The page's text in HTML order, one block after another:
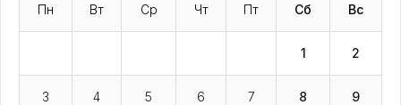
Пн Вт Ср Чт Пт Сб Вс
1 2
3 4 5 6 7 8 9